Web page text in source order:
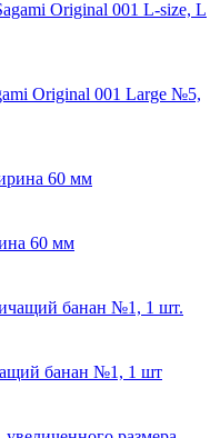
Original 001 Large №5,
60 мм
банан №1, 1 шт